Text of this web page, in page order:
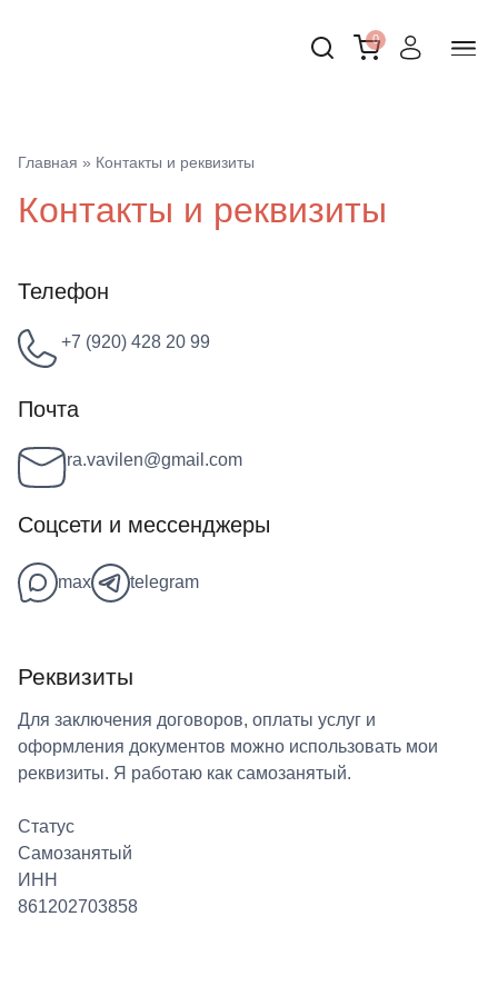
0
Главная » Контакты и реквизиты
Контакты и реквизиты
Телефон
+7 (920) 428 20 99
Почта
ra.vavilen@gmail.com
Соцсети и мессенджеры
max telegram
Реквизиты
Для заключения договоров, оплаты услуг и
оформления документов можно использовать мои
реквизиты. Я работаю как самозанятый.
Статус
Самозанятый
ИНН
861202703858